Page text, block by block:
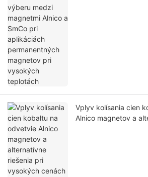
Vplyv kolísania cien
Alnico magnetov a